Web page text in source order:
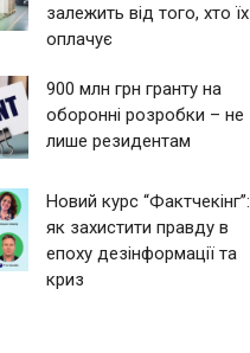
залежить від того, хто їх
оплачує
900 млн грн гранту на
оборонні розробки – не
лише резидентам
Новий курс “Фактчекінг”:
як захистити правду в
епоху дезінформації та
криз